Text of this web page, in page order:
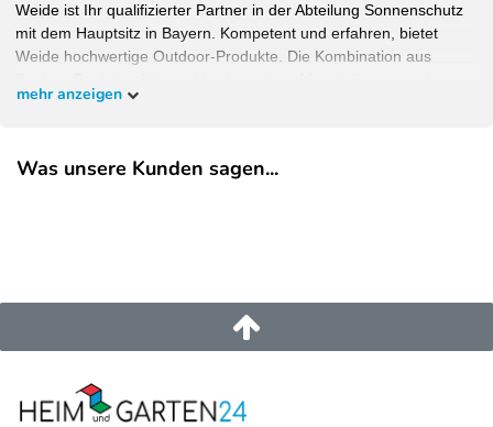
Weide ist Ihr qualifizierter Partner in der Abteilung Sonnenschutz
mit dem Hauptsitz in Bayern. Kompetent und erfahren, bietet
Weide hochwertige Outdoor-Produkte. Die Kombination aus
Wohlfühlambiente bei bestem Schutz. Bauen Sie Ihren Garten,
EU-Verantwortlicher
+49 821 79500 001
mehr anzeigen
Was unsere Kunden sagen...